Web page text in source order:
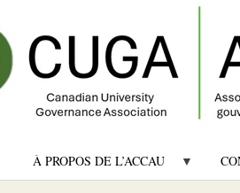
À PROPOS DE L’ACCAU